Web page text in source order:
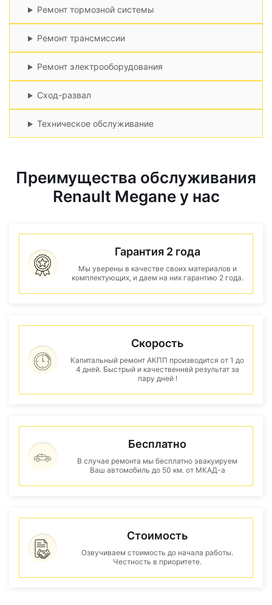
Ремонт тормозной системы
Ремонт трансмиссии
Ремонт электрооборудования
Сход-развал
Техническое обслуживание
Преимущества обслуживания
Renault Megane у нас
Гарантия 2 года
Мы уверены в качестве своих материалов и
комплектующих, и даем на них гарантию 2 года.
Скорость
Капитальный ремонт АКПП производится от 1 до
4 дней. Быстрый и качественнвй результат за
пару дней !
Бесплатно
В случае ремонта мы бесплатно эвакуируем
Ваш автомобиль до 50 км. от МКАД-а
Стоимость
Озвучиваем стоимость до начала работы.
Честность в приоритете.